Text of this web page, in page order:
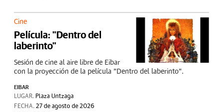
Cine
Película: "Dentro del
laberinto"
Sesión de cine al aire libre de Eibar
con la proyección de la película "Dentro del laberinto".
EIBAR
LUGAR. Plaza Untzaga
FECHA. 27 de agosto de 2026